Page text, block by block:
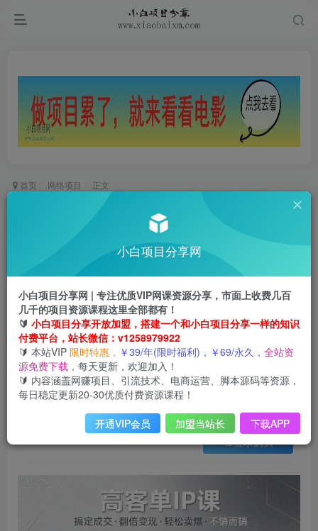
首页 网络项目 正文
高客单IP课，搞定成交，搞定高客单IP，翻倍变
现，轻松卖爆，不销而销
10个月前更新
关注
0 6239 814
此内容为会员免费，请付费后查看
云币3 限时特惠
云币 12
年VIP免费 终身VIP会员免费
登录购买
会员免费
小白项目分享网
小白项目分享网 | 专注优质VIP网课资源分享，市面上收费几百
几千的项目资源课程这里全部都有！
🔰 小白项目分享开放加盟，搭建一个和小白项目分享一样的知识
付费平台，站长微信：v1258979922
🔰 本站VIP 限时特惠， ￥39/年(限时福利)，￥69/永久， 全站资
源免费下载， 每天更新，欢迎加入！
🔰 内容涵盖网赚项目、引流技术、电商运营、脚本源码等资源，
每日稳定更新20-30优质付费资源课程！
开通VIP会员 加盟当站长 下载APP